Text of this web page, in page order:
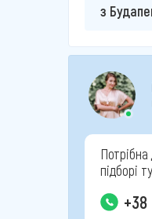
з
підборі